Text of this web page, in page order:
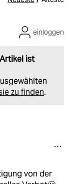
ist
zu finden.
einloggen
von der